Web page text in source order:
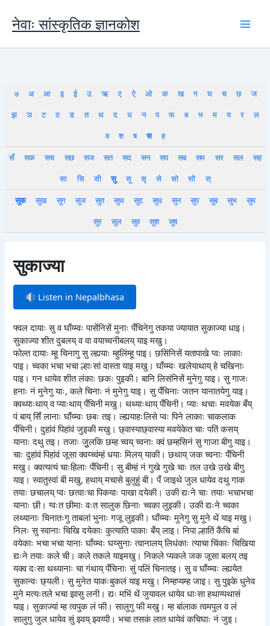
content
नेवाः सांस्कृतिक ज्ञानकोश
७ अ आ इ ई उ ऋ ए ऐ ओ क ख ग घ च छ
ज
झ
ञ ट ठ ड त थ द ध न प फ ब भ म य र
ल
व
श ष स
ह
सँ
सक सच सछ सज सत सद सन सप सब सम सर सल
सह
सा
सि सी सु सू सृ से सो सौ
स्
सुक
सुख सुग सुज सुत सुथ सुद सुध सुन सुप सुब सुभ
सुम
सुर
सुल सुव सुश सुष
सुकाज्या
Listen in Nepalbhasa
फ्वल दायाः सु व घाँय्म्वः पासेंनिसें मुनाः पँचिनेगु तकया ज्यायात सुकाज्या धाइ।
सुकाज्या शीत दुबलय् व वा वयाच्वनीबलय् याइ मखु।
फोल्त दायाः म्हू चिनागु सु ल्ह्ययाः म्हुलिंम्हू पाइ। छसिंनिसें यतापाखे प्वः लाकाः
पाइ। च्वका भचा भचा ल्हाःसां वास्ता याइ मखु। घाँय्म्वः खलेयाथाय् हे चखिनाः
पाइ। गन धायेव शीत लंकाः छकः पुइकी। बानि लिसंनिसें मुनेगु याइ। सु गाजः
हनाः नं मुनेगु याः, कले चिनाः नं मुनेगु याइ। सु पँचिनाः जतन यानातयेगु याइ।
क्वथ्याःथाय् व प्याःथाय् पँचिनी मखु। थथ्याःथाय् पँचिनी। प्याः थचाः मवयेक बँय्
पं बाय् सिँ लानाः घाँय्म्वः छबः तइ। ल्ह्ययाहःलिसे प्वः पिने लाकाः चाकलाक
पँचिनी। दुहांवं पिहांवं जुइकी मखु। छ्वास्याछ्वास्या मवयेकेत चाः पतिं कसय्
यानाः दथु तइ। तजाः जुुलकि छम्ह च्वय् च्वनाः क्वं छम्हसिनं सु गाजा बीगु याइ।
चाः दुहांवं पिहांवं जूसा क्वय्च्वंम्हं धयाः मिलय् याकी। छथाय् जक च्वनाः पँचिनी
मखु। क्वत्यत्यं चाःहिलाः पँचिनी। सु बीम्हं नं गुखे गुखे चाः तल उखे उखे बीगु
याइ। स्वातुस्वां बी मखु, हथाय् मचासे बुलुहुं बी। पँ जाइथे जुल धायेव दथु गाक
तयाः छचालय् प्वः छत्वाःचा पिकयाः पाखा दयेकी। उकी द्यःने चाः तयाः भचाभचा
यानाः छी। ग्वःत छीमाः वःत सालुक छिनाः च्वका लुइकी। उकी द्यःने च्वका
लथ्यानाः चिनातःगु ताबलां भुनाः गजू लुइकी। घाँय्म्वः मुनेगु सु मुने थें याइ मखु।
निलः सु स्वानाः चिखि दयेकाः कुत्याति पाकाः बँय् लाइ। निपा ल्हातिं कैंचि बां
वयेकाः भचा भचा यानाः घाँय्म्वः घय्सुनाः त्वानालय् लिधंकाः त्याचा चिंकाः चिखिया
द्यःने तयाः कले ची। कले तकले याइमखु। निकले प्यकले जक जूसा बलय् तइ
यक्व दःसा थथ्यानाः चा गंथाय् पँचिनाः सुं पलिं चिनातइ। सु व घाँय्म्वः ल्ह्ययेत
सुकान्वः छ्यली। सु मुनेत याकःबुकलं याइ मखु। निम्हप्यम्ह जाइ। सु पुइके धुनेव
मुने मत्यःतले भचा झासु लनी। द्यः मभिं थें जुयावल धायेव धाःसा हथाय्पथासं
याइ। सुकाज्यां म्ह त्वपुक लं फी। सालुगु फी मखु। म्ह बांलाक त्वमपुल व लं
सालुगु जुल धायेव सुं झ्वय् झ्वय्पी। भचा तसकं लात धायेवं कचिघाः नं जुइ।